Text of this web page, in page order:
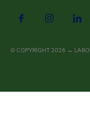
© COPYRIGHT2026 →